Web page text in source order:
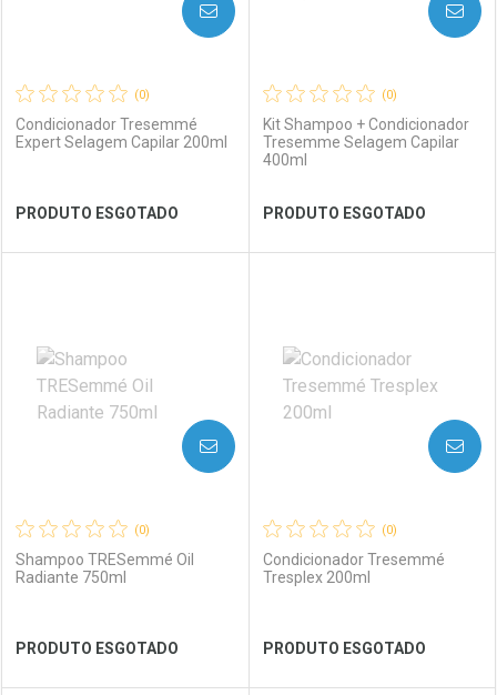
Ver Desconto Convênio Ver Desconto Convênio
(0)
Condicionador Tresemmé
Expert Selagem Capilar 200ml
PRODUTO ESGOTADO
AVISE-ME
Laboratório
Ver Desconto Convênio
Por Menos
(0)
Kit Shampoo + Condicionador
Tresemme Selagem Capilar
400ml
PRODUTO ESGOTADO
AVISE-ME
Laboratório
Ver Desconto Convênio
Por Menos
(0)
Shampoo TRESemmé Oil
Radiante 750ml
PRODUTO ESGOTADO
AVISE-ME
(0)
Condicionador Tresemmé
Tresplex 200ml
PRODUTO ESGOTADO
AVISE-ME